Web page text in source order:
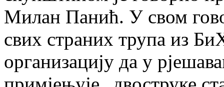
Милан Панић. У свом
свих страних трупа из
организацију да у